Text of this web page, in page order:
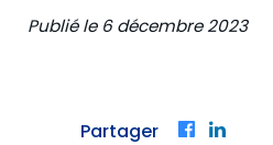
Publié le 6 décembre 2023
Partager